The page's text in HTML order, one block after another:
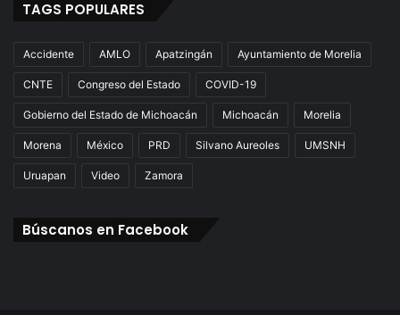
TAGS POPULARES
Accidente AMLO Apatzingán Ayuntamiento de Morelia
CNTE Congreso del Estado COVID-19
Gobierno del Estado de Michoacán Michoacán Morelia
Morena México PRD Silvano Aureoles UMSNH
Uruapan Video Zamora
Búscanos en Facebook